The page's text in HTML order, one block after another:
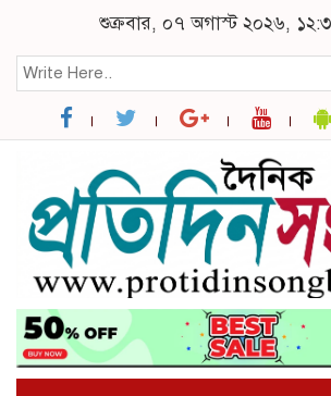
শুক্রবার, ০৭ অগাস্ট ২০২৬,